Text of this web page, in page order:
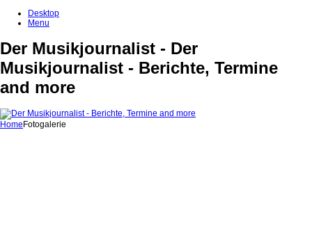
Desktop
Menu
Der Musikjournalist - Der
Musikjournalist - Berichte, Termine
and more
Home Fotogalerie